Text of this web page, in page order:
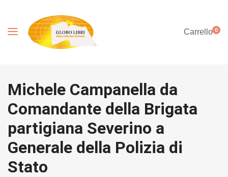
Carrello0
Michele Campanella da
Comandante della Brigata
partigiana Severino a
Generale della Polizia di
Stato